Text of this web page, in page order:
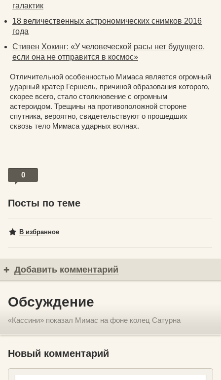
галактик
18 величественных астрономических снимков 2016
года
Стивен Хокинг: «У человеческой расы нет будущего,
если она не отправится в космос»
Отличительной особенностью Мимаса является огромный
ударный кратер Гершель, причиной образования которого,
скорее всего, стало столкновение с огромным
астероидом. Трещины на противоположной стороне
спутника, вероятно, свидетельствуют о прошедших
сквозь тело Мимаса ударных волнах.
0
Посты по теме
В избранное
Добавить комментарий
Обсуждение
«Кассини» показал Мимас на фоне колец Сатурна
Новый комментарий